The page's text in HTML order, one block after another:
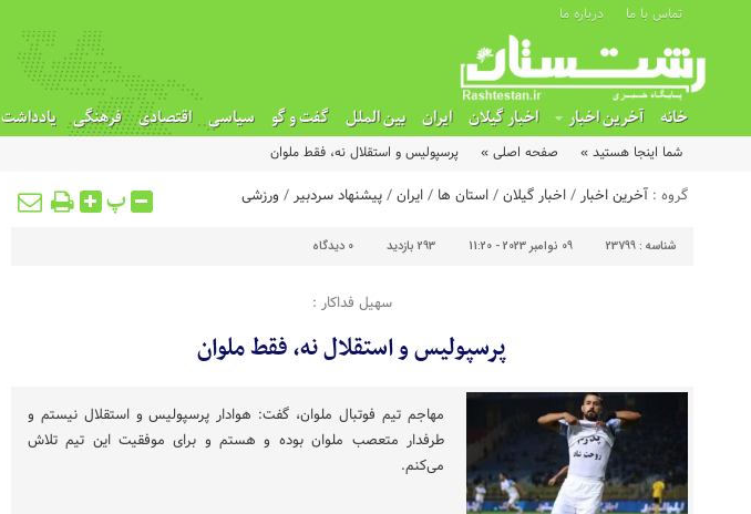
تماس با ما درباره ما
خانه آخرین اخبار اخبار گیلان ایران بین الملل گفت و گو سیاسی اقتصادی فرهنگی یادداشت
شما اینجا هستید » صفحه اصلی » پرسپولیس و استقلال نه، فقط ملوان
گروه : آخرین اخبار/اخبار گیلان/استان ها /ایران/پیشنهاد سردبیر/ ورزشی پ
شناسه : 23799 09 نوامبر 2023 - 11:20 293 بازدید 0 دیدگاه
سهیل فداکار :
پرسپولیس و استقلال نه، فقط ملوان
مهاجم تیم فوتبال ملوان، گفت: هوادار پرسپولیس و استقلال نیستم و
طرفدار متعصب ملوان بوده و هستم و برای موفقیت این تیم تلاش
می‌کنم.